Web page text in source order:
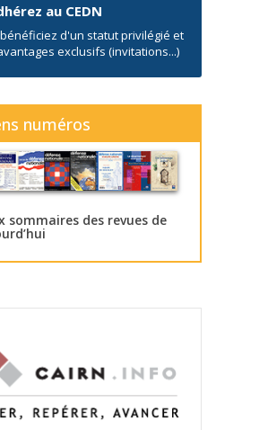
au CEDN
d'un statut privilégié et
exclusifs (invitations...)
numéros
sommaires des revues de